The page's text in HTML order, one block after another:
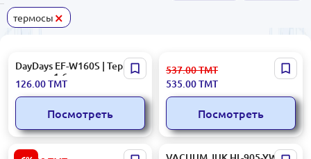
термосы ×
DayDays EF-W160S | Термос-
кувшин 1,6 л
Нержавеющая сталь
126.00ТМТ
Посмотреть
KORKMAZ A5562 | Термос
750 мл двойные стенки
нержавеющая сталь
537.00ТМТ
535.00ТМТ
Посмотреть